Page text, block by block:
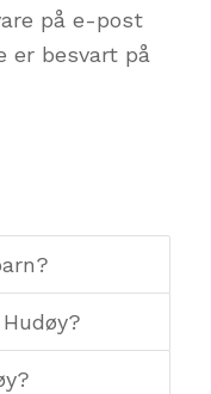
på e-post
er besvart på